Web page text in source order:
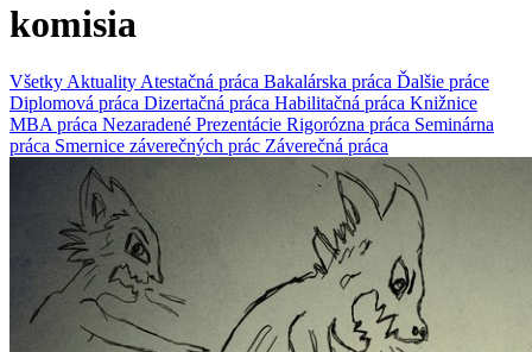
komisia
Všetky Aktuality Atestačná práca Bakalárska práca Ďalšie práce
Diplomová práca Dizertačná práca Habilitačná práca Knižnice
MBA práca Nezaradené Prezentácie Rigorózna práca Seminárna
práca Smernice záverečných prác Záverečná práca